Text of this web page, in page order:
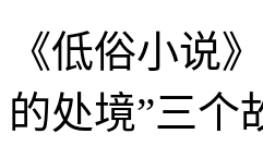
《低俗小说
的处境”三个